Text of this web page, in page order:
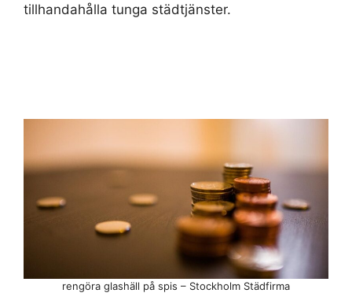
tillhandahålla tunga städtjänster.
rengöra glashäll på spis – Stockholm Städfirma